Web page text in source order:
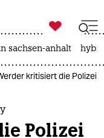

taz zahl ich
sachsen-anhalt
kritisiert die Polizei
Polizei